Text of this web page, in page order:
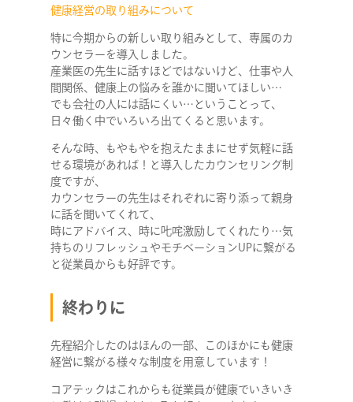
COMPANY
健康経営の取り組みについて
特に今期からの新しい取り組みとして、専属のカ
ウンセラーを導入しました。
産業医の先生に話すほどではないけど、仕事や人
間関係、健康上の悩みを誰かに聞いてほしい…
でも会社の人には話にくい…ということって、
日々働く中でいろいろ出てくると思います。
そんな時、もやもやを抱えたままにせず気軽に話
せる環境があれば！と導入したカウンセリング制
度ですが、
カウンセラーの先生はそれぞれに寄り添って親身
に話を聞いてくれて、
時にアドバイス、時に𠮟咤激励してくれたり…気
持ちのリフレッシュやモチベーションUPに繋がる
と従業員からも好評です。
終わりに
先程紹介したのはほんの一部、このほかにも健康
経営に繋がる様々な制度を用意しています！
コアテックはこれからも従業員が健康でいきいき